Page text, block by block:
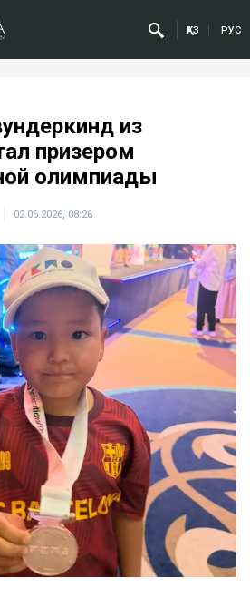
ҚАЗ РУС
из
призером
олимпиады
02.06.2026, 08:26